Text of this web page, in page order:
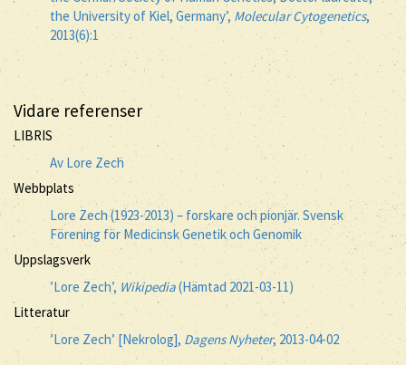
the University of Kiel, Germany’, Molecular Cytogenetics,
2013(6):1
Vidare referenser
LIBRIS
Av Lore Zech
Webbplats
Lore Zech (1923-2013) – forskare och pionjär. Svensk
Förening för Medicinsk Genetik och Genomik
Uppslagsverk
’Lore Zech’, Wikipedia(Hämtad 2021-03-11)
Litteratur
’Lore Zech’ [Nekrolog], Dagens Nyheter, 2013-04-02